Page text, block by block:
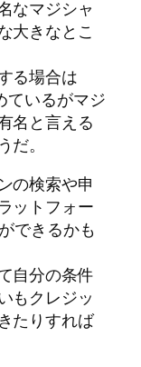
なマジシャ
大きなとこ
る場合は
ているがマジ
名と言える
。
の検索や申
ットフォー
できるかも
自分の条件
もクレジッ
たりすれば